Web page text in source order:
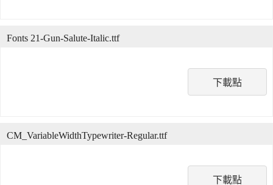
下載點
Fonts 21-Gun-Salute-Italic.ttf
下載點
CM_VariableWidthTypewriter-Regular.ttf